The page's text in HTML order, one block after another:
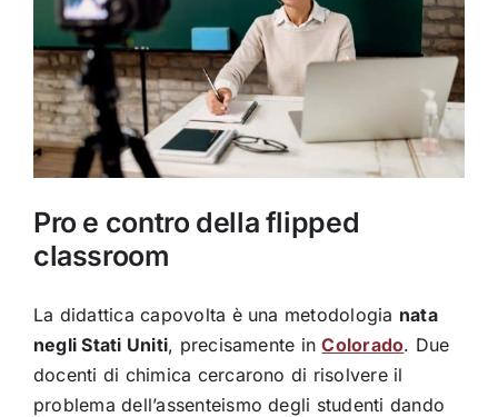
Pro e contro della flipped
classroom
La didattica capovolta è una metodologia nata
negli Stati Uniti, precisamente inColorado. Due
docenti di chimica cercarono di risolvere il
problema dell’assenteismo degli studenti dando